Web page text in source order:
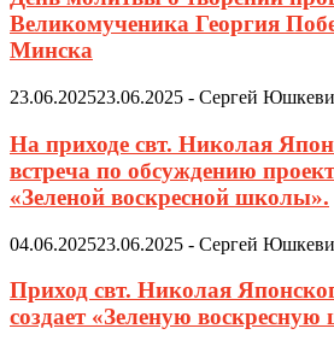
Великомученика Георгия
Минска
23.06.202523.06.2025 - Сергей
На приходе свт. Николая
встреча по обсуждению
«Зеленой воскресной школы».
04.06.202523.06.2025 - Сергей
Приход свт. Николая
создает «Зеленую воскресную